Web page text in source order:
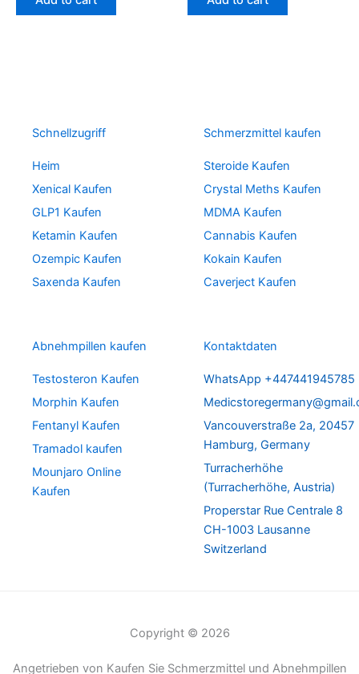
Schnellzugriff
Heim
Xenical Kaufen
GLP1 Kaufen
Ketamin Kaufen
Ozempic Kaufen
Saxenda Kaufen
Schmerzmittel kaufen
Steroide Kaufen
Crystal Meths Kaufen
MDMA Kaufen
Cannabis Kaufen
Kokain Kaufen
Caverject Kaufen
Abnehmpillen kaufen
Testosteron Kaufen
Morphin Kaufen
Fentanyl Kaufen
Tramadol kaufen
Mounjaro Online
Kaufen
Kontaktdaten
WhatsApp +447441945785
Vancouverstraße 2a, 20457
Hamburg, Germany
Turracherhöhe
(Turracherhöhe, Austria)
Properstar Rue Centrale 8
CH-1003 Lausanne
Switzerland
Copyright © 2026
Angetrieben von Kaufen Sie Schmerzmittel und Abnehmpillen